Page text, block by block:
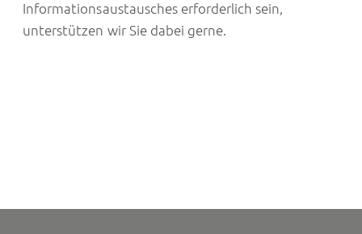
Informationsaustausches erforderlich sein,
unterstützen wir Sie dabei gerne.